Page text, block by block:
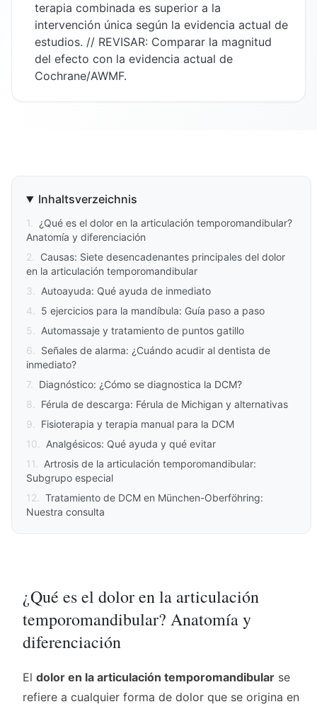
terapia combinada es superior a la
intervención única según la evidencia actual de
estudios. // REVISAR: Comparar la magnitud
del efecto con la evidencia actual de
Cochrane/AWMF.
Inhaltsverzeichnis
1
¿Qué es el dolor en la articulación temporomandibular?
Anatomía y diferenciación
2
Causas: Siete desencadenantes principales del dolor
en la articulación temporomandibular
3
Autoayuda: Qué ayuda de inmediato
4
5 ejercicios para la mandíbula: Guía paso a paso
5
Automassaje y tratamiento de puntos gatillo
6
Señales de alarma: ¿Cuándo acudir al dentista de
inmediato?
7.
Diagnóstico: ¿Cómo se diagnostica la DCM?
8
Férula de descarga: Férula de Michigan y alternativas
9
Fisioterapia y terapia manual para la DCM
10
Analgésicos: Qué ayuda y qué evitar
11
Artrosis de la articulación temporomandibular:
Subgrupo especial
12
Tratamiento de DCM en München-Oberföhring:
Nuestra consulta
¿Qué es el dolor en la articulación
temporomandibular? Anatomía y
diferenciación
El dolor en la articulación temporomandibular se
refiere a cualquier forma de dolor que se origina en